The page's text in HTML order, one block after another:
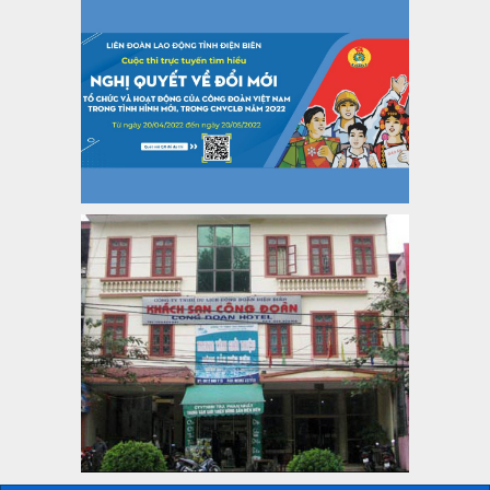
Thông tin chuyên đề: Một số nôi dung về sắp xếp tổ chức bộ
máy của hệ thống chính trị tinh gọn, hoạt động hiệu lực, hiệu
Thời gian đăng: 25/12/2024
lượt xem: 1221 | lượt tải:339
37/HD-TLĐ
Ban Thanh tra Nhân dân
Thời gian đăng: 27/12/2024
lượt xem: 4942 | lượt tải:1349
35/HD-TLĐ
Hướng dẫn thực hiện một số nội dung chi liên quan đến
công tác kiểm tra, giám sát tại Công đoàn cơ sở
Thời gian đăng: 27/12/2024
lượt xem: 2072 | lượt tải:503
50/2024/QH/15
Luật Công đoàn 2024
Thời gian đăng: 25/12/2024
lượt xem: 4224 | lượt tải:318